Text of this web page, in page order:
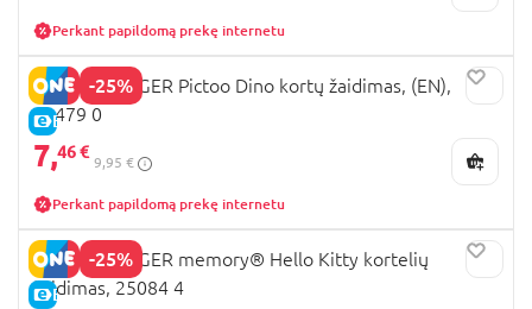
Perkant papildomą prekę internetu
-25%
E-KAINA
RAVENSBURGER Pictoo Dino kortų žaidimas, (EN),
23479 0
7,46 €
9,95 €
Perkant papildomą prekę internetu
-25%
E-KAINA
RAVENSBURGER memory® Hello Kitty kortelių
žaidimas, 25084 4